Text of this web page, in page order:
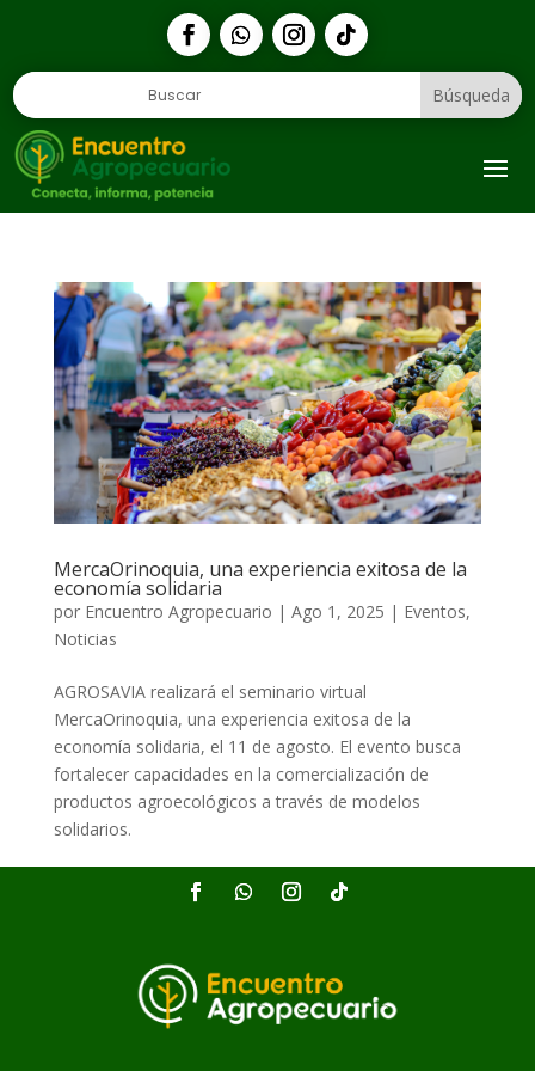
MercaOrinoquia, una experiencia exitosa de la
economía solidaria
por Encuentro Agropecuario | Ago 1, 2025 | Eventos,
Noticias
AGROSAVIA realizará el seminario virtual
MercaOrinoquia, una experiencia exitosa de la
economía solidaria, el 11 de agosto. El evento busca
fortalecer capacidades en la comercialización de
productos agroecológicos a través de modelos
solidarios.